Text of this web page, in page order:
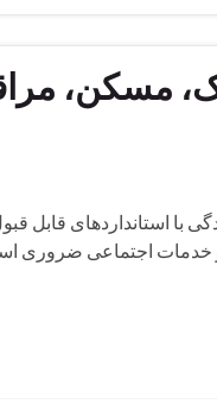
ماده ۲۵، حق خوراک،
با استانداردهای قابل
خدمات اجتماعی ضروری